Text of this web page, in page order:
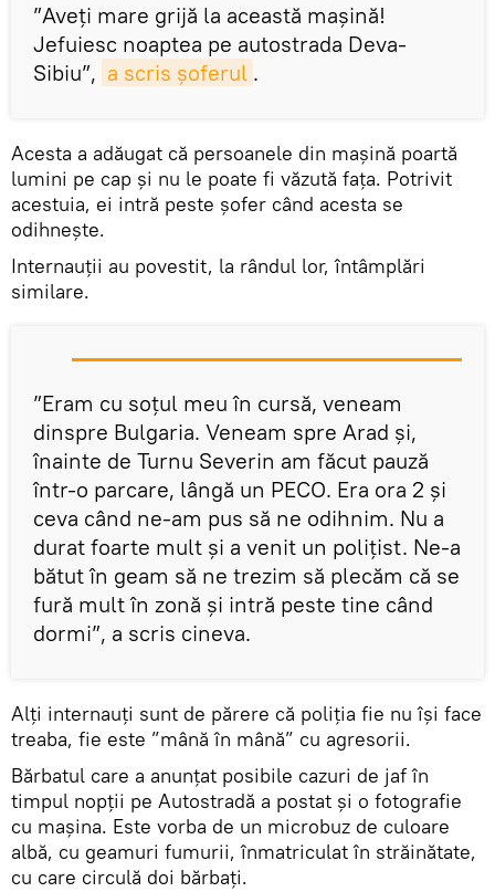
”Aveți mare grijă la această mașină!
Jefuiesc noaptea pe autostrada Deva-
Sibiu”, a scris șoferul .
Acesta a adăugat că persoanele din mașină poartă
lumini pe cap și nu le poate fi văzută fața. Potrivit
acestuia, ei intră peste șofer când acesta se
odihnește.
Internauții au povestit, la rândul lor, întâmplări
similare.
”Eram cu soțul meu în cursă, veneam
dinspre Bulgaria. Veneam spre Arad și,
înainte de Turnu Severin am făcut pauză
într-o parcare, lângă un PECO. Era ora 2 și
ceva când ne-am pus să ne odihnim. Nu a
durat foarte mult și a venit un polițist. Ne-a
bătut în geam să ne trezim să plecăm că se
fură mult în zonă și intră peste tine când
dormi”, a scris cineva.
Alți internauți sunt de părere că poliția fie nu își face
treaba, fie este ”mână în mână” cu agresorii.
Bărbatul care a anunțat posibile cazuri de jaf în
timpul nopții pe Autostradă a postat și o fotografie
cu mașina. Este vorba de un microbuz de culoare
albă, cu geamuri fumurii, înmatriculat în străinătate,
cu care circulă doi bărbați.